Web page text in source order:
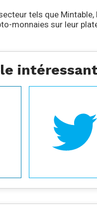
tels que
monnaies sur leur